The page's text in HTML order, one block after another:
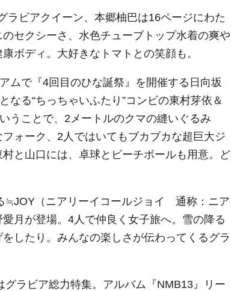
ビアクイーン、本郷柚巴は16ページにわた
セクシーさ、水色チューブトップ水着の爽や
ボディ。大好きなトマトとの笑顔も。
ムで『4回目のひな誕祭』を開催する日向坂
る“ちっちゃいふたり”コンビの東村芽依＆
うことで、2メートルのクマの縫いぐるみ
ォーク、2人ではいてもブカブカな超巨大ジ
と山口には、卓球とビーチボールも用意。ど
≒JOY（ニアリーイコールジョイ 通称：ニア
月が登場。4人で仲良く女子旅へ。雪の降る
したり。みんなの楽しさが伝わってくるグラ
ラビア総力特集。アルバム『NMB13』リー